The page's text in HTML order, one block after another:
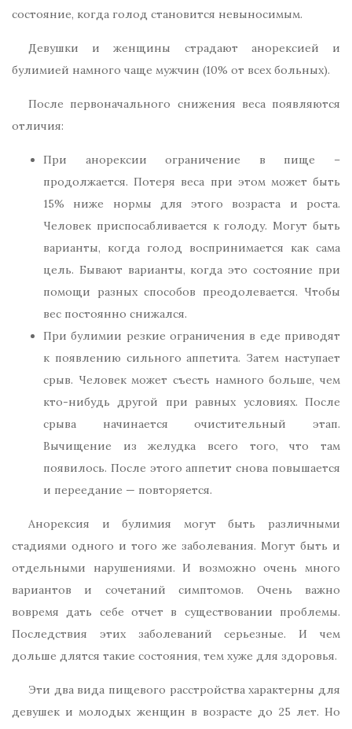
состояние, когда голод становится невыносимым.
Девушки и женщины страдают анорексией и
булимией намного чаще мужчин (10% от всех больных).
После первоначального снижения веса появляются
отличия:
При анорексии ограничение в пище –
продолжается. Потеря веса при этом может быть
15% ниже нормы для этого возраста и роста.
Человек приспосабливается к голоду. Могут быть
варианты, когда голод воспринимается как сама
цель. Бывают варианты, когда это состояние при
помощи разных способов преодолевается. Чтобы
вес постоянно снижался.
При булимии резкие ограничения в еде приводят
к появлению сильного аппетита. Затем наступает
срыв. Человек может съесть намного больше, чем
кто-нибудь другой при равных условиях. После
срыва начинается очистительный этап.
Вычищение из желудка всего того, что там
появилось. После этого аппетит снова повышается
и переедание — повторяется.
Анорексия и булимия могут быть различными
стадиями одного и того же заболевания. Могут быть и
отдельными нарушениями. И возможно очень много
вариантов и сочетаний симптомов. Очень важно
вовремя дать себе отчет в существовании проблемы.
Последствия этих заболеваний серьезные. И чем
дольше длятся такие состояния, тем хуже для здоровья.
Эти два вида пищевого расстройства характерны для
девушек и молодых женщин в возрасте до 25 лет. Но